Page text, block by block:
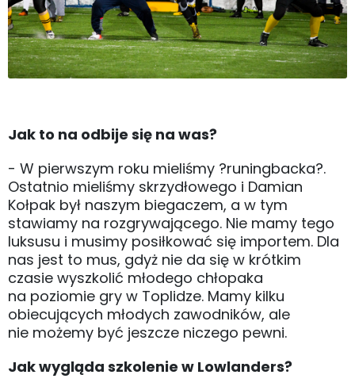
Jak to na odbije się na was?
- W pierwszym roku mieliśmy ?runingbacka?.
Ostatnio mieliśmy skrzydłowego i Damian
Kołpak był naszym biegaczem, a w tym
stawiamy na rozgrywającego. Nie mamy tego
luksusu i musimy posiłkować się importem. Dla
nas jest to mus, gdyż nie da się w krótkim
czasie wyszkolić młodego chłopaka
na poziomie gry w Toplidze. Mamy kilku
obiecujących młodych zawodników, ale
nie możemy być jeszcze niczego pewni.
Jak wygląda szkolenie w Lowlanders?